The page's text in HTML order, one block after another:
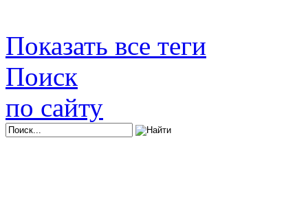
Показать все теги
Поиск
по сайту